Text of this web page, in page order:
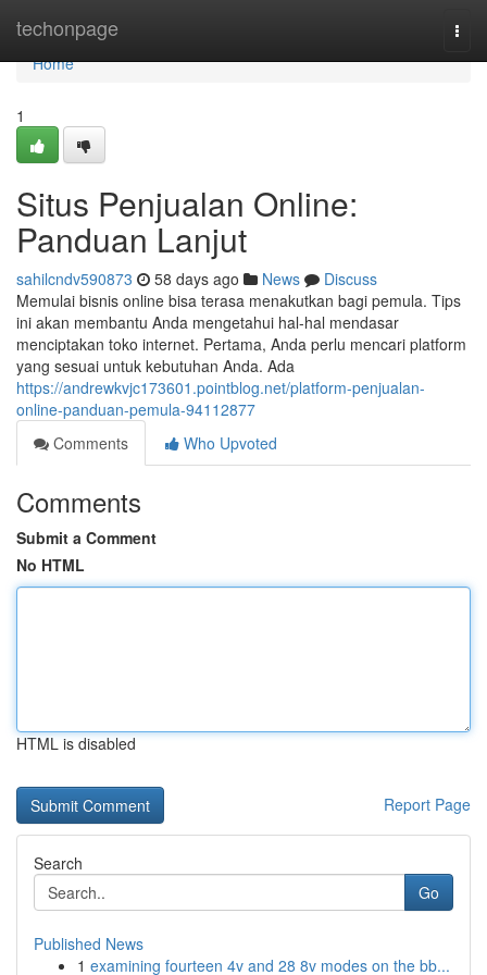
techonpage
Home
Home
1
Situs Penjualan Online:
Panduan Lanjut
sahilcndv590873 58 days ago News
Discuss
Memulai bisnis online bisa terasa menakutkan bagi pemula. Tips
ini akan membantu Anda mengetahui hal-hal mendasar
menciptakan toko internet. Pertama, Anda perlu mencari platform
yang sesuai untuk kebutuhan Anda. Ada
https://andrewkvjc173601.pointblog.net/platform-penjualan-
online-panduan-pemula-94112877
Comments
Who Upvoted
Comments
Submit a Comment
No HTML
HTML is disabled
Report Page
Search
Go
Published News
1 examining fourteen 4v and 28 8v modes on the bb...